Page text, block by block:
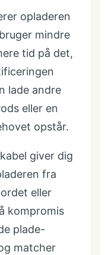
opladeren
mindre
tid på det,
lade andre
eller en
opstår.
giver dig
fra
eller
kompromis
plade-
matcher